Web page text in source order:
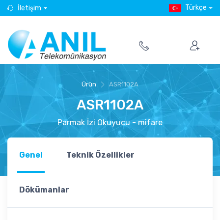
İletişim Türkçe
Ürün ASR1102A
ASR1102A
Parmak İzi Okuyucu - mifare
Genel Teknik Özellikler
Dökümanlar